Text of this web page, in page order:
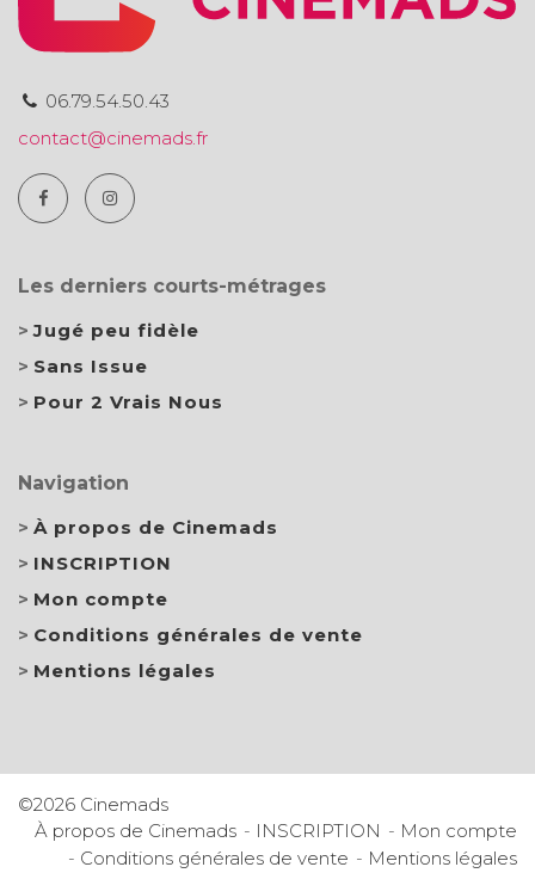
06.79.54.50.43
contact@cinemads.fr
Les derniers courts-métrages
Jugé peu fidèle
Sans Issue
Pour 2 Vrais Nous
Navigation
À propos de Cinemads
INSCRIPTION
Mon compte
Conditions générales de vente
Mentions légales
©2026 Cinemads
À propos de Cinemads
INSCRIPTION
Mon compte
Conditions générales de vente
Mentions légales